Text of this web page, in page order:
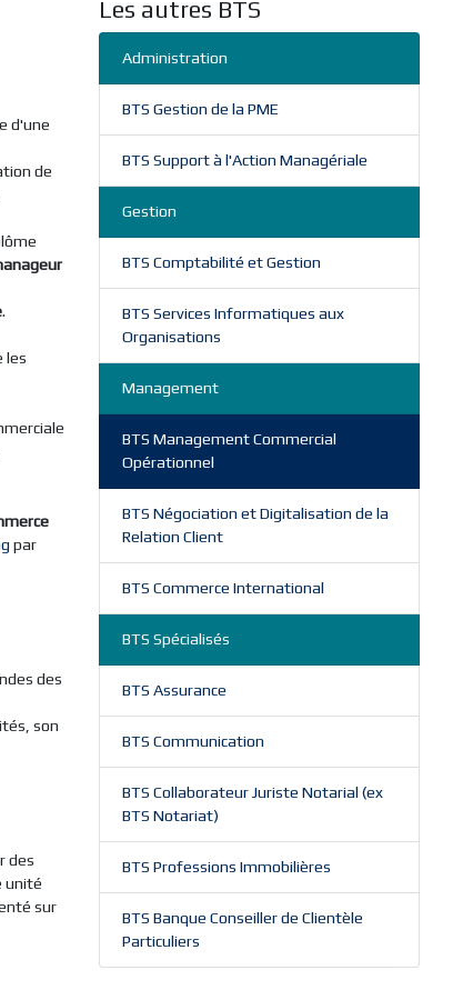
d'une
de
.
les
par
des
son
des
unité
sur
Les autres BTS
Administration
BTS Gestion de la PME
BTS Support à l'Action Managériale
Gestion
BTS Comptabilité et Gestion
BTS Services Informatiques aux
Organisations
Management
BTS Management Commercial
Opérationnel
BTS Négociation et Digitalisation de la
Relation Client
BTS Commerce International
BTS Spécialisés
BTS Assurance
BTS Communication
BTS Collaborateur Juriste Notarial (ex
BTS Notariat)
BTS Professions Immobilières
BTS Banque Conseiller de Clientèle
Particuliers